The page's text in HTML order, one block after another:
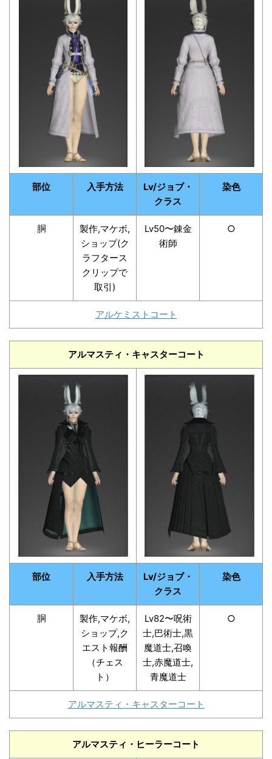
部位 入手方法
Lv/ジョブ・
クラス
染色
胴
製作,マケボ,
ショップ(ク
ラフタース
クリップで
取引)
Lv50〜錬金
術師
○
アルケミストコート
アルマスティ・キャスターコート
部位 入手方法
Lv/ジョブ・
クラス
染色
胴
製作,マケボ,
ショップ,ク
エスト報酬
（チェス
ト）
Lv82〜呪術
士,巴術士,黒
魔道士,召喚
士,赤魔道士,
青魔道士
○
アルマスティ・キャスターコート
アルマスティ・ヒーラーコート